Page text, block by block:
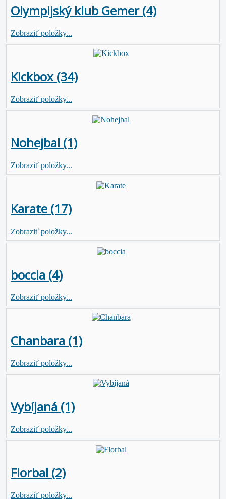
Olympijský klub Gemer (4)
Zobraziť položky...
Kickbox (34)
Zobraziť položky...
Nohejbal (1)
Zobraziť položky...
Karate (17)
Zobraziť položky...
boccia (4)
Zobraziť položky...
Chanbara (1)
Zobraziť položky...
Vybíjaná (1)
Zobraziť položky...
Florbal (2)
Zobraziť položky...